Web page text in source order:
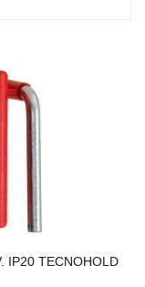
IP20 TECNOHOLD